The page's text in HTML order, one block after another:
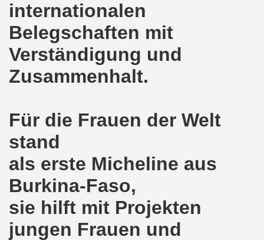
internationalen
Belegschaften mit
Verständigung und
Zusammenhalt.
Für die Frauen der Welt
stand
als erste Micheline aus
Burkina-Faso,
sie hilft mit Projekten
jungen Frauen und
Gelsenkirchen beim Delegierten-Treffen der
sind gezwungen, die Tafel in Anspruch zu nehmen!
bei uns in Gelsenkirchen. Auftakt der weltweiten
mit heißen Brennpunkten
zur Demonstration "Efrin wird leben" 20.03.2018,
protestiert und demonstriert am 05.03.2018
Bewegung begrüßt am 05.03.2018 die neue Regierung
Bewegung solidarisch am 19.02.2018 im Kampf gegen